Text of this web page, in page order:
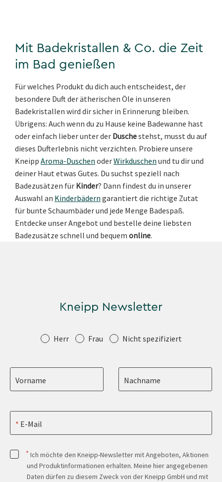
Mit Badekristallen & Co. die Zeit
im Bad genießen
Für welches Produkt du dich auch entscheidest, der
besondere Duft der ätherischen Öle in unseren
Badekristallen wird dir sicher in Erinnerung bleiben.
Übrigens: Auch wenn du zu Hause keine Badewanne hast
oder einfach lieber unter der Duschestehst, musst du auf
dieses Dufterlebnis nicht verzichten. Probiere unsere
Kneipp Aroma-Duschen oderWirkduschen und tu dir und
deiner Haut etwas Gutes. Du suchst speziell nach
Badezusätzen für Kinder? Dann findest du in unserer
Auswahl an Kinderbädern garantiert die richtige Zutat
für bunte Schaumbäder und jede Menge Badespaß.
Entdecke unser Angebot und bestelle deine liebsten
Badezusätze schnell und bequem online.
Kneipp Newsletter
Anrede Herr Frau Nicht spezifiziert
Vorname Nachname
E-Mail
* Ich möchte den Kneipp-Newsletter mit Angeboten, Aktionen
und Produktinformationen erhalten. Meine hier angegebenen
Daten dürfen zu diesem Zweck von der Kneipp GmbH und mit